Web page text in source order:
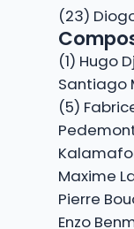
(23)
(1) Hugo
Santiago
(5)
Maxime
Pierre
Enzo